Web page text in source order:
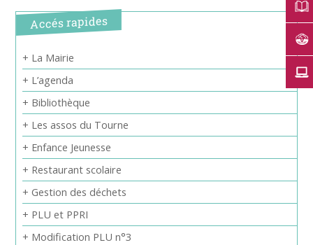
Accés rapides
+ La Mairie
+ L’agenda
+ Bibliothèque
+ Les assos du Tourne
+ Enfance Jeunesse
+ Restaurant scolaire
+ Gestion des déchets
+ PLU et PPRI
+ Modification PLU n°3